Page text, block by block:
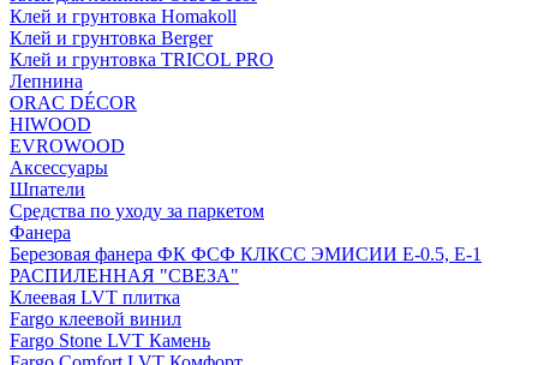
Клей и грунтовка Homakoll
Клей и грунтовка Berger
Клей и грунтовка TRICOL PRO
Лепнина
ORAC DÉCOR
HIWOOD
EVROWOOD
Аксессуары
Шпатели
Средства по уходу за паркетом
Фанера
Березовая фанера ФК ФСФ КЛКСС ЭМИСИИ Е-0.5, Е-1
РАСПИЛЕННАЯ "СВЕЗА"
Клеевая LVT плитка
Fargo клеевой винил
Fargo Stone LVT Камень